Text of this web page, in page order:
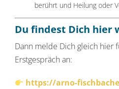
berührt und Heilung oder
Du findest Dich hier
Dann melde Dich gleich hier
Erstgespräch an:
https://arno-